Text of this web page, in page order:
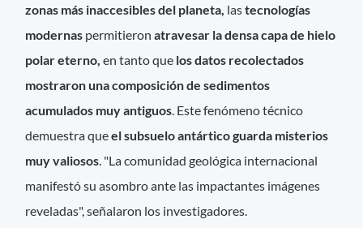
zonas más inaccesibles del planeta, lastecnologías
modernas permitieronatravesar la densa capa de hielo
polar eterno,en tanto que los datos recolectados
mostraron una composición de sedimentos
acumulados muy antiguos . Este fenómeno técnico
demuestra queel subsuelo antártico guarda misterios
muy valiosos . "La comunidad geológica internacional
manifestó su asombro ante las impactantes imágenes
reveladas", señalaron los investigadores.